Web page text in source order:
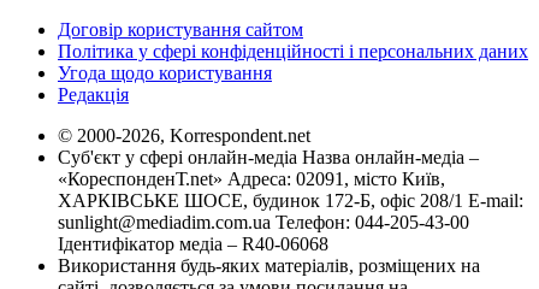
Договір користування сайтом
Політика у сфері конфіденційності і персональних даних
Угода щодо користування
Редакція
© 2000-2026, Korrespondent.net
Суб'єкт у сфері онлайн-медіа Назва онлайн-медіа –
«КореспонденТ.net» Адреса: 02091, місто Київ,
ХАРКІВСЬКЕ ШОСЕ, будинок 172-Б, офіс 208/1 E-mail:
sunlight@mediadim.com.ua Телефон: 044-205-43-00
Ідентифікатор медіа – R40-06068
Використання будь-яких матеріалів, розміщених на